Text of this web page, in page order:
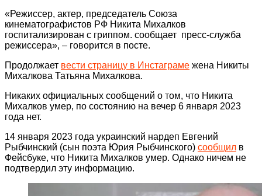
«Режиссер, актер, председатель Союза
кинематографистов РФ Никита Михалков
госпитализирован с гриппом. сообщает пресс-служба
режиссера», – говорится в посте.
Продолжает вести страницу в Инстаграме жена Никиты
Михалкова Татьяна Михалкова.
Никаких официальных сообщений о том, что Никита
Михалков умер, по состоянию на вечер 6 января 2023
года нет.
14 января 2023 года украинский нардеп Евгений
Рыбчинский (сын поэта Юрия Рыбчинского) сообщил в
Фейсбуке, что Никита Михалков умер. Однако ничем не
подтвердил эту информацию.